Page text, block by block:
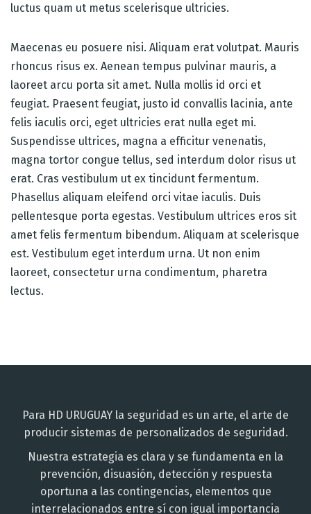
luctus quam ut metus scelerisque ultricies.
Maecenas eu posuere nisi. Aliquam erat volutpat. Mauris
rhoncus risus ex. Aenean tempus pulvinar mauris, a
laoreet arcu porta sit amet. Nulla mollis id orci et
feugiat. Praesent feugiat, justo id convallis lacinia, ante
felis iaculis orci, eget ultricies erat nulla eget mi.
Suspendisse ultrices, magna a efficitur venenatis,
magna tortor congue tellus, sed interdum dolor risus ut
erat. Cras vestibulum ut ex tincidunt fermentum.
Phasellus aliquam eleifend orci vitae iaculis. Duis
pellentesque porta egestas. Vestibulum ultrices eros sit
amet felis fermentum bibendum. Aliquam at scelerisque
est. Vestibulum eget interdum urna. Ut non enim
laoreet, consectetur urna condimentum, pharetra
lectus.
Para HD URUGUAY la seguridad es un arte, el arte de
producir sistemas de personalizados de seguridad.
Nuestra estrategia es clara y se fundamenta en la
prevención, disuasión, detección y respuesta
oportuna a las contingencias, elementos que
interrelacionados entre sí con igual importancia